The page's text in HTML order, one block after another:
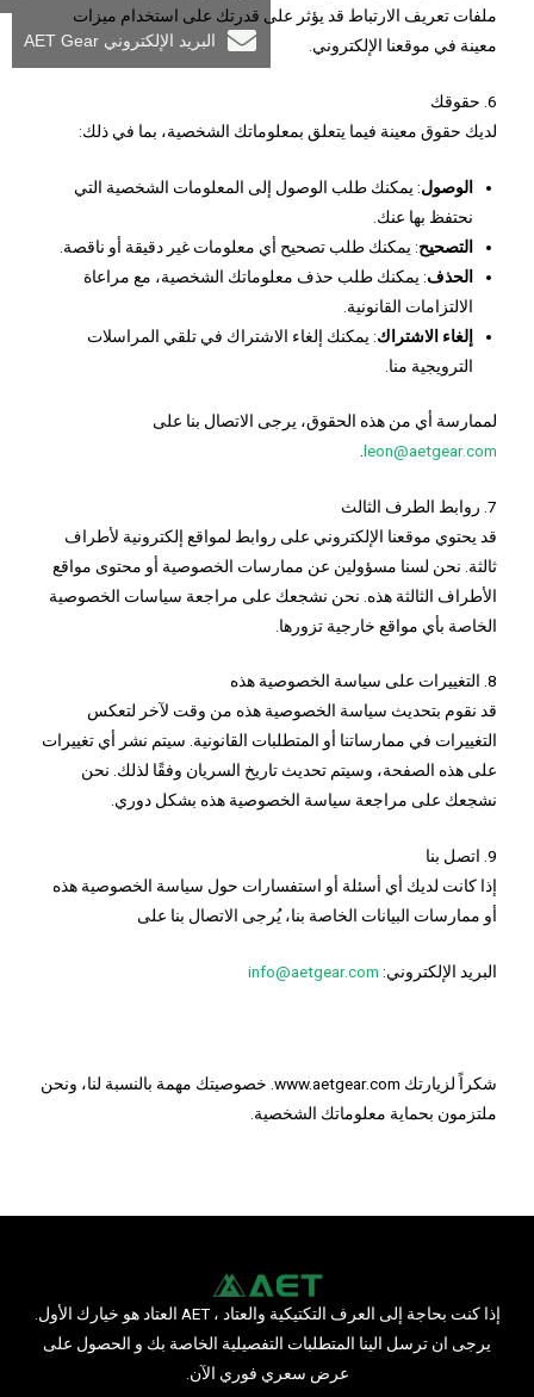
ملفات تعريف الارتباط قد يؤثر على قدرتك على استخدام ميزات
معينة في موقعنا الإلكتروني.
6. حقوقك
لديك حقوق معينة فيما يتعلق بمعلوماتك الشخصية، بما في ذلك:
الوصول: يمكنك طلب الوصول إلى المعلومات الشخصية التي
نحتفظ بها عنك.
التصحيح: يمكنك طلب تصحيح أي معلومات غير دقيقة أو ناقصة.
الحذف: يمكنك طلب حذف معلوماتك الشخصية، مع مراعاة
الالتزامات القانونية.
إلغاء الاشتراك: يمكنك إلغاء الاشتراك في تلقي المراسلات
الترويجية منا.
لممارسة أي من هذه الحقوق، يرجى الاتصال بنا على
leon@aetgear.com
7. روابط الطرف الثالث
قد يحتوي موقعنا الإلكتروني على روابط لمواقع إلكترونية لأطراف
ثالثة. نحن لسنا مسؤولين عن ممارسات الخصوصية أو محتوى مواقع
الأطراف الثالثة هذه. نحن نشجعك على مراجعة سياسات الخصوصية
الخاصة بأي مواقع خارجية تزورها.
8. التغييرات على سياسة الخصوصية هذه
قد نقوم بتحديث سياسة الخصوصية هذه من وقت لآخر لتعكس
التغييرات في ممارساتنا أو المتطلبات القانونية. سيتم نشر أي تغييرات
على هذه الصفحة، وسيتم تحديث تاريخ السريان وفقًا لذلك. نحن
نشجعك على مراجعة سياسة الخصوصية هذه بشكل دوري.
9. اتصل بنا
إذا كانت لديك أي أسئلة أو استفسارات حول سياسة الخصوصية هذه
أو ممارسات البيانات الخاصة بنا، يُرجى الاتصال بنا على
البريد الإلكتروني: info@aetgear.com
شكراً لزيارتك www.aetgear.com. خصوصيتك مهمة بالنسبة لنا، ونحن
ملتزمون بحماية معلوماتك الشخصية.
إذا كنت بحاجة إلى العرف التكتيكية والعتاد ، AET العتاد هو خيارك الأول.
يرجى ان ترسل الينا المتطلبات التفصيلية الخاصة بك و الحصول على
عرض سعري فوري الآن.
البريد الإلكتروني AET Gear